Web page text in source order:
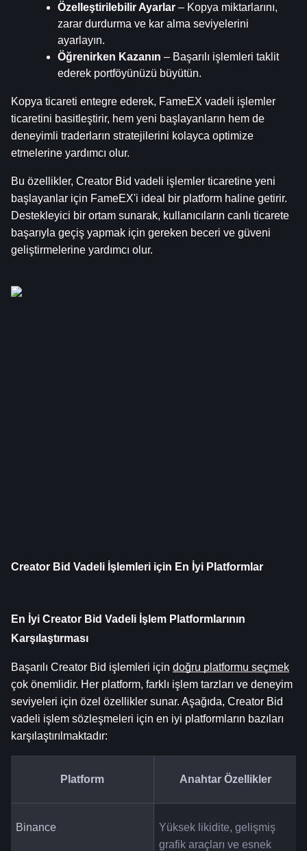
Özelleştirilebilir Ayarlar – Kopya miktarlarını,
zarar durdurma ve kar alma seviyelerini
ayarlayın.
Öğrenirken Kazanın – Başarılı işlemleri taklit
ederek portföyünüzü büyütün.
Kopya ticareti entegre ederek, FameEX vadeli işlemler
ticaretini basitleştirir, hem yeni başlayanların hem de
deneyimli traderların stratejilerini kolayca optimize
etmelerine yardımcı olur.
Bu özellikler, Creator Bid vadeli işlemler ticaretine yeni
başlayanlar için FameEX'i ideal bir platform haline getirir.
Destekleyici bir ortam sunarak, kullanıcıların canlı ticarete
başarıyla geçiş yapmak için gereken beceri ve güveni
geliştirmelerine yardımcı olur.
Creator Bid Vadeli İşlemleri için En İyi Platformlar
En İyi Creator Bid Vadeli İşlem Platformlarının
Karşılaştırması
Başarılı Creator Bid işlemleri için doğru platformu seçmek
çok önemlidir. Her platform, farklı işlem tarzları ve deneyim
seviyeleri için özel özellikler sunar. Aşağıda, Creator Bid
vadeli işlem sözleşmeleri için en iyi platformların bazıları
karşılaştırılmaktadır:
Platform Anahtar Özellikler
Binance
Yüksek likidite, gelişmiş
grafik araçları ve esnek